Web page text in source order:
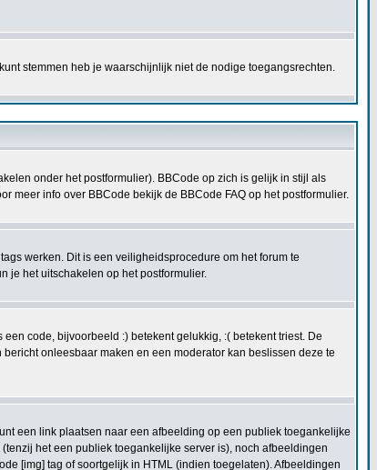
stemmen heb je waarschijnlijk niet de nodige toegangsrechten.
onder het postformulier). BBCode op zich is gelijk in stijl als
meer info over BBCode bekijk de BBCode FAQ op het postformulier.
werken. Dit is een veiligheidsprocedure om het forum te
je het uitschakelen op het postformulier.
code, bijvoorbeeld :) betekent gelukkig, :( betekent triest. De
onleesbaar maken en een moderator kan beslissen deze te
een link plaatsen naar een afbeelding op een publiek toegankelijke
het een publiek toegankelijke server is), noch afbeeldingen
[img] tag of soortgelijk in HTML (indien toegelaten). Afbeeldingen